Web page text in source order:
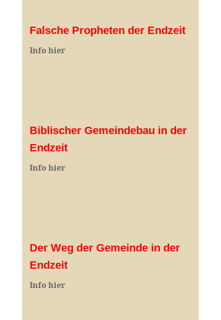
Falsche Propheten der Endzeit
Info hier
Biblischer Gemeindebau in der
Endzeit
Info hier
Der Weg der Gemeinde in der
Endzeit
Info hier